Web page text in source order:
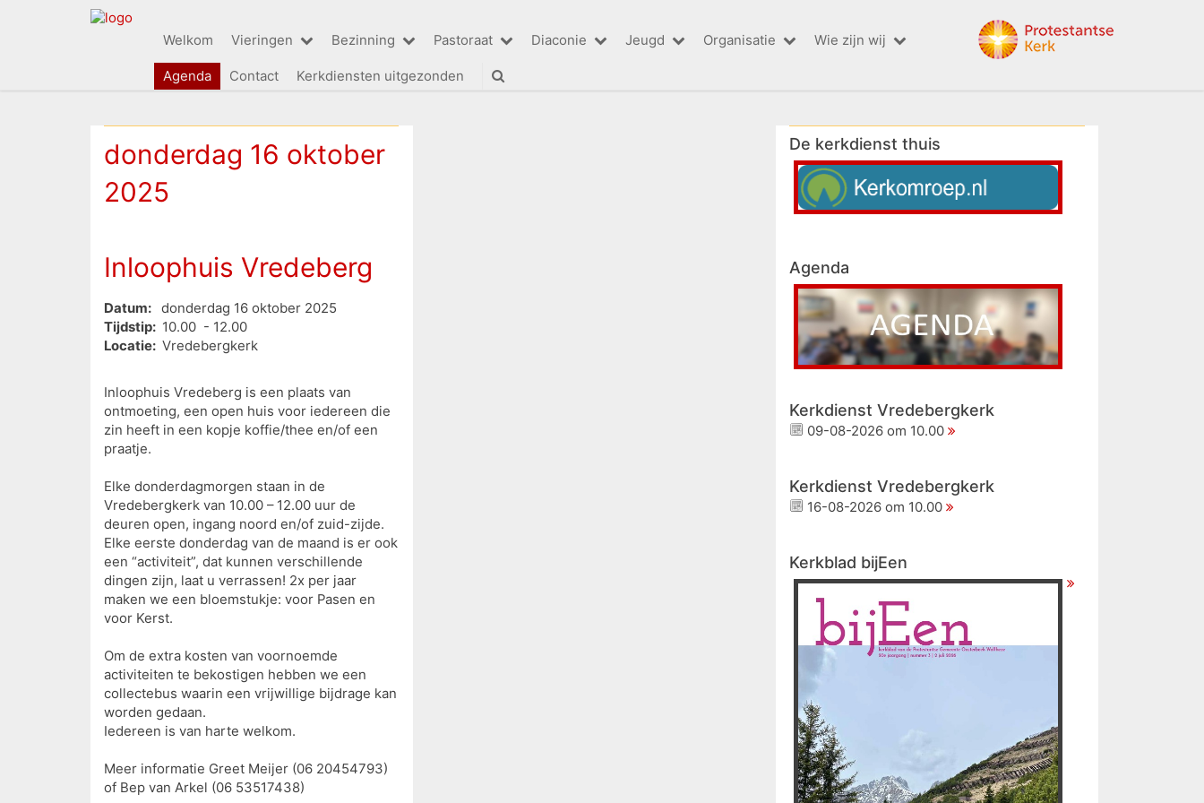
Welkom Vieringen Bezinning Pastoraat Diaconie Jeugd Organisatie Wie zijn wij
Agenda Contact Kerkdiensten uitgezonden
donderdag 16 oktober
2025
Inloophuis Vredeberg
Datum:
donderdag 16 oktober 2025
Tijdstip: 10.00 - 12.00
Locatie: Vredebergkerk
Inloophuis Vredeberg is een plaats van
ontmoeting, een open huis voor iedereen die
zin heeft in een kopje koffie/thee en/of een
praatje.
Elke donderdagmorgen staan in de
Vredebergkerk van 10.00 – 12.00 uur de
deuren open, ingang noord en/of zuid-zijde.
Elke eerste donderdag van de maand is er ook
een “activiteit”, dat kunnen verschillende
dingen zijn, laat u verrassen! 2x per jaar
maken we een bloemstukje: voor Pasen en
voor Kerst.
Om de extra kosten van voornoemde
activiteiten te bekostigen hebben we een
collectebus waarin een vrijwillige bijdrage kan
worden gedaan.
Iedereen is van harte welkom.
Meer informatie Greet Meijer (06 20454793)
of Bep van Arkel (06 53517438)
De kerkdienst thuis
Agenda
Kerkdienst Vredebergkerk
09-08-2026 om 10.00
Kerkdienst Vredebergkerk
16-08-2026 om 10.00
Kerkblad bijEen